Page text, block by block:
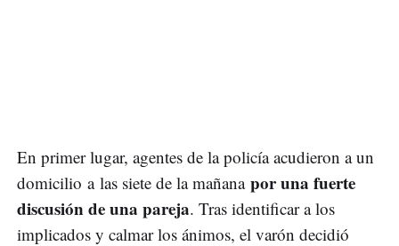
En primer lugar, agentes de la policía acudieron a un
domicilio a las siete de la mañanapor una fuerte
discusión de una pareja. Tras identificar a los
implicados y calmar los ánimos, el varón decidió